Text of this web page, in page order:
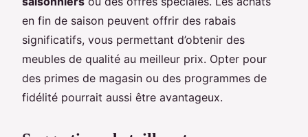
en fin de saison peuvent offrir des rabais
significatifs, vous permettant d’obtenir des
meubles de qualité au meilleur prix. Opter pour
des primes de magasin ou des programmes de
fidélité pourrait aussi être avantageux.